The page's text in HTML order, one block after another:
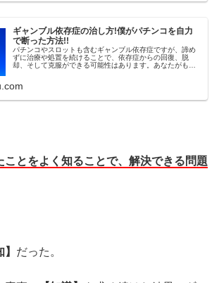
ギャンブル依存症の治し方!僕がパチンコを自力
で断った方法!!
パチンコやスロットも含むギャンブル依存症ですが、諦め
ずに治療や処置を続けることで、依存症からの回復、脱
却、そして克服ができる可能性はあります。あなたがもし
ことをよく知ることで、解決できる問題
】 だった。